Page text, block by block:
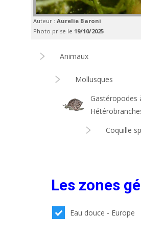
Auteur : Aurelie Baroni
Photo prise le 19/10/2025
Animaux
Mollusques
Gastéropodes
Coquille
Les zones
Eau douce - Europe